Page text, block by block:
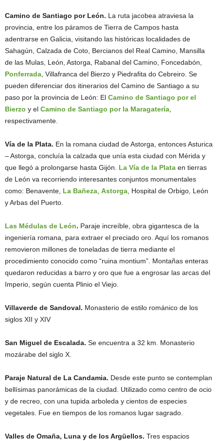
Camino de Santiago por León. La ruta jacobea atraviesa la
provincia, entre los páramos de Tierra de Campos hasta
adentrarse en Galicia, visitando las históricas localidades de
Sahagún, Calzada de Coto, Bercianos del Real Camino, Mansilla
de las Mulas, León, Astorga, Rabanal del Camino, Foncedabón,
Ponferrada , Villafranca del Bierzo y Piedrafita do Cebreiro. Se
pueden diferenciar dos itinerarios del Camino de Santiago a su
paso por la provincia de León: El Camino de Santiago por el
Bierzo y el Camino de Santiago por la Maragatería
respectivamente.
Vía de la Plata. En la romana ciudad de Astorga, entonces Asturica
– Astorga, concluía la calzada que unía esta ciudad con Mérida y
que llegó a prolongarse hasta Gijón. La Vía de la Plata en tierras
de León va recorriendo interesantes conjuntos monumentales
como: Benavente, La Bañeza Astorga , Hospital de Orbigo, León
y Arbas del Puerto.
Las Médulas de León. Paraje increíble, obra gigantesca de la
ingeniería romana, para extraer el preciado oro. Aquí los romanos
removieron millones de toneladas de tierra mediante el
procedimiento conocido como “ruina montium”. Montañas enteras
quedaron reducidas a barro y oro que fue a engrosar las arcas del
Imperio, según cuenta Plinio el Viejo.
Villaverde de Sandoval. Monasterio de estilo románico de los
siglos XII y XIV
San Miguel de Escalada. Se encuentra a 32 km. Monasterio
mozárabe del siglo X.
Paraje Natural de La Candamia. Desde este punto se contemplan
bellísimas panorámicas de la ciudad. Utilizado como centro de ocio
y de recreo, con una tupida arboleda y cientos de especies
vegetales. Fue en tiempos de los romanos lugar sagrado.
Valles de Omaña, Luna y de los Argüellos. Tres espacios